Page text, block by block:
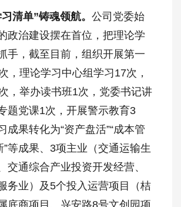
清单”铸魂领航。 公司党委始
政治建设摆在首位，把理论学
手，截至目前，组织开展第一
，理论学习中心组学习17次，
，举办读书班1次，党委书记讲
题党课1次，开展警示教育3
成果转化为“资产盘活”“成本管
”等成果、3项主业（交通运输生
交通综合产业投资开发经营、
务业）及5个投入运营项目（桔
底商项目、兴安路8号文创园项